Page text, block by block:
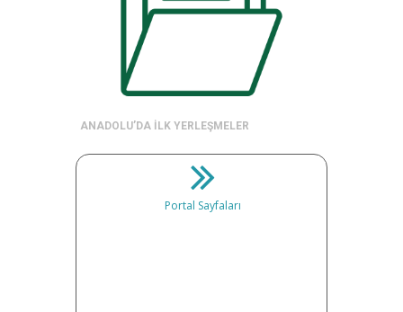
ANADOLU’DA İLK YERLEŞMELER
Portal Sayfaları